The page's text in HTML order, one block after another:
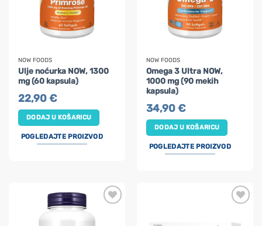
NOW FOODS
Ulje noćurka NOW, 1300
mg (60 kapsula)
22,90€
DODAJ U KOŠARICU
POGLEDAJTE PROIZVOD
NOW FOODS
Omega 3 Ultra NOW,
1000 mg (90 mekih
kapsula)
34,90€
DODAJ U KOŠARICU
POGLEDAJTE PROIZVOD